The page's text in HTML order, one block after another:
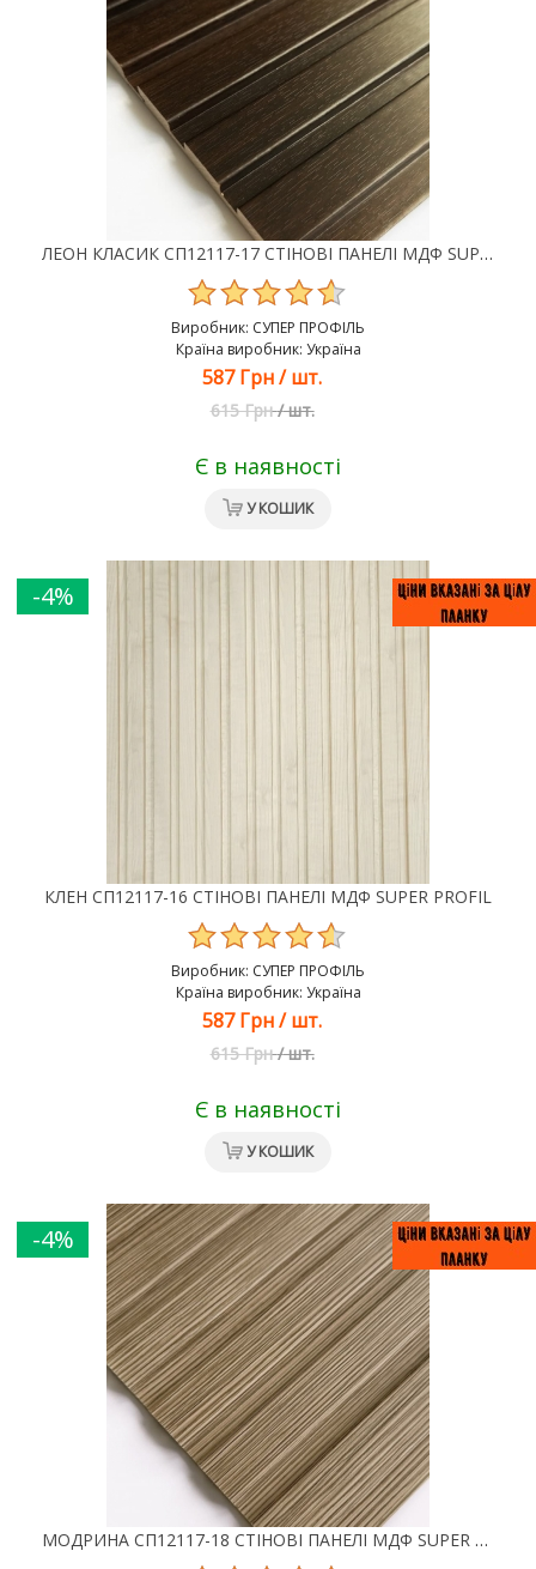
ЛЕОН КЛАСИК СП12117-17 СТІНОВІ ПАНЕЛІ МДФ SUPER PROFIL
Виробник: СУПЕР ПРОФІЛЬ
Країна виробник: Україна
587 Грн/шт.
615 Грн /шт.
Є в наявності
У КОШИК
КЛЕН СП12117-16 СТІНОВІ ПАНЕЛІ МДФ SUPER PROFIL
Виробник: СУПЕР ПРОФІЛЬ
Країна виробник: Україна
-4%
587 Грн/шт.
615 Грн /шт.
Є в наявності
У КОШИК
МОДРИНА СП12117-18 СТІНОВІ ПАНЕЛІ МДФ SUPER PROFIL
-4%